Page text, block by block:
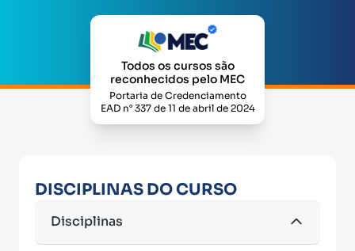
Todos os cursos são
reconhecidos pelo MEC
Portaria de Credenciamento
EAD n° 337 de 11 de abril de 2024
DISCIPLINAS DO CURSO
Disciplinas